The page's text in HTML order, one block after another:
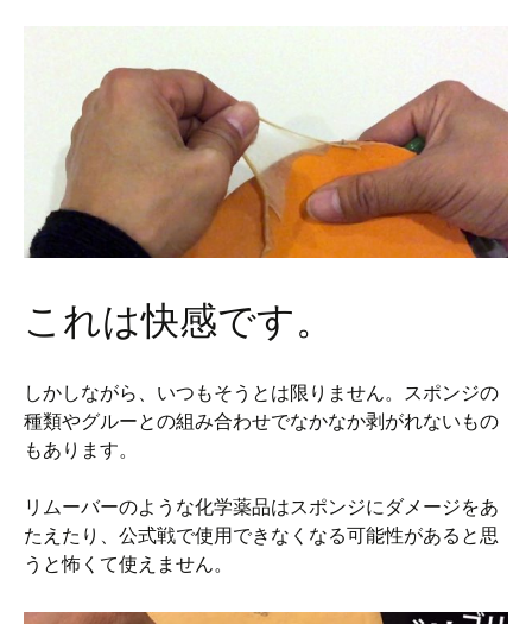
これは快感です。
しかしながら、いつもそうとは限りません。スポンジの
種類やグルーとの組み合わせでなかなか剥がれないもの
もあります。
リムーバーのような化学薬品はスポンジにダメージをあ
たえたり、公式戦で使用できなくなる可能性があると思
うと怖くて使えません。